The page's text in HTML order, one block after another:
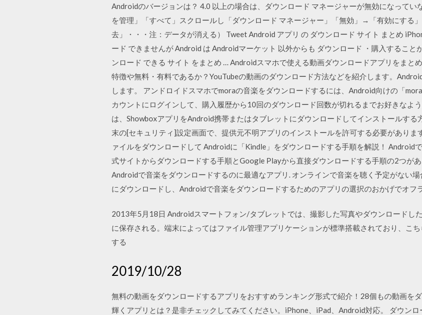
Androidのバージョンは？ 4.0 以上の場合は、ダウンロード マネージャーが無効になってい
を管理」「すべて」スクロールし「ダウンロード マネージャー」「無効」→「有効にする
去」・・・注：データが消える） Tweet Android アプリ の ダウンロード サイト まとめ
ード できませんが Android は Androidマーケット 以外からも ダウンロード ・購入すること
ンロード できる サイト をまとめ … Androidスマホで使える動画ダウンロードアプリをまと
特徴や無料・有料であるか？YouTubeの動画のダウンロード方法などを紹介します。
します。 アンドロイドスマホでmoraの音楽をダウンロードするには、Android向けの「
カウントにログインして、購入履歴から10回のダウンロード回数が切れるまでお好きなよ
は、ShowboxアプリをAndroid携帯またはタブレットにダウンロードしてインストールす
末の[セキュリティ]設定画面で、提供元不明アプリのインストールを許可する必要がありま
ァイルをダウンロードして Androidに「Kindle」をダウンロードする手順を解説！ Android
式サイトからダウンロードする手順とGoogle Playから直接ダウンロードする手順の2つが
Androidで音楽をダウンロードするのに最適なアプリ. オンラインで音楽を聴く予定がない
にダウンロードし、Androidで音楽をダウンロードするためのアプリの選択のおかげでオフ
2013年5月18日 Androidスマートフォン/タブレットでは、撮影した写真やダウンロードし
に保存される。端末によってはファイル管理アプリケーションが標準搭載されており、こ
する
2019/10/28
無料の動画をダウンロードするアプリをおすすめランキング形式で紹介！28個もの動画を
輝くアプリとは？是非チェックしてみてください。iPhone、iPad、Android対応。 ダウン